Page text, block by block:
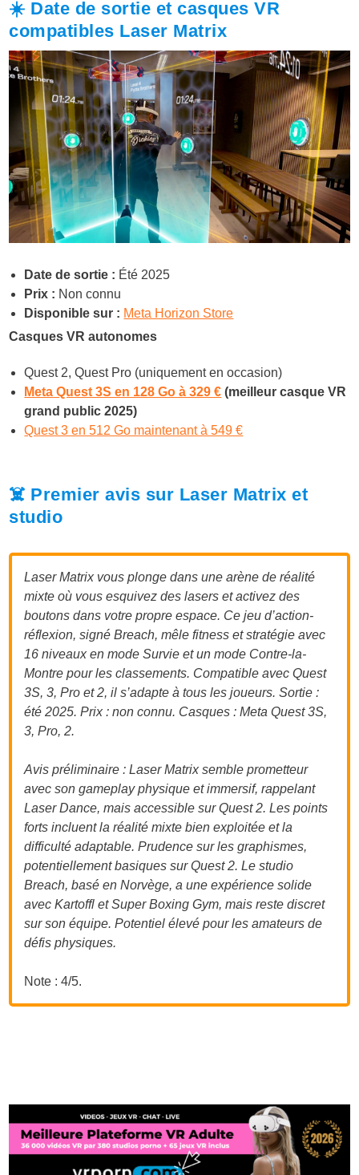
☀️ Date de sortie et casques VR
compatibles Laser Matrix
Date de sortie : Été 2025
Prix : Non connu
Disponible sur : Meta Horizon Store
Casques VR autonomes
Quest 2, Quest Pro (uniquement en occasion)
Meta Quest 3S en 128 Go à 329 € (meilleur casque VR
grand public 2025)
Quest 3 en 512 Go maintenant à 549 €
☠️ Premier avis sur Laser Matrix et
studio
Laser Matrix vous plonge dans une arène de réalité
mixte où vous esquivez des lasers et activez des
boutons dans votre propre espace. Ce jeu d’action-
réflexion, signé Breach, mêle fitness et stratégie avec
16 niveaux en mode Survie et un mode Contre-la-
Montre pour les classements. Compatible avec Quest
3S, 3, Pro et 2, il s’adapte à tous les joueurs. Sortie :
été 2025. Prix : non connu. Casques : Meta Quest 3S,
3, Pro, 2.
Avis préliminaire : Laser Matrix semble prometteur
avec son gameplay physique et immersif, rappelant
Laser Dance, mais accessible sur Quest 2. Les points
forts incluent la réalité mixte bien exploitée et la
difficulté adaptable. Prudence sur les graphismes,
potentiellement basiques sur Quest 2. Le studio
Breach, basé en Norvège, a une expérience solide
avec Kartoffl et Super Boxing Gym, mais reste discret
sur son équipe. Potentiel élevé pour les amateurs de
défis physiques.
Note : 4/5.